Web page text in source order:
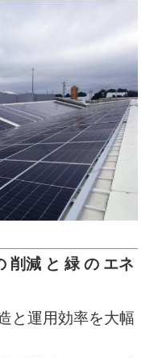
削減 と 緑 の エネ
と運用効率を大幅